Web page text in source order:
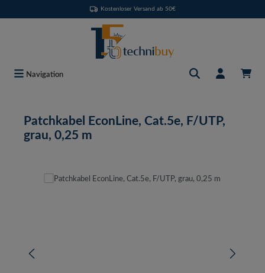
Kostenloser Versand ab 50€
Navigation
Patchkabel EconLine, Cat.5e, F/UTP,
grau, 0,25 m
Bildergalerie überspringen